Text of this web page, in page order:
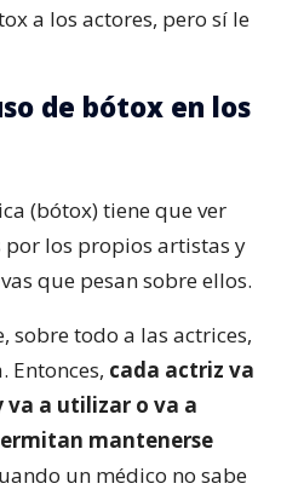
a los actores, pero sí le
de bótox en los
(bótox) tiene que ver
por los propios artistas y
que pesan sobre ellos.
sobre todo a las actrices,
Entonces, cada actriz va
va a utilizar o va a
mantenerse
un médico no sabe